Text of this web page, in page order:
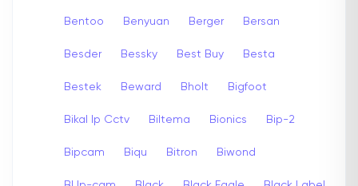
Bentoo Benyuan Berger Bersan
Besder Bessky Best Buy Besta
Bestek Beward Bholt Bigfoot
Bikal Ip Cctv Biltema Bionics Bip-2
Bipcam Biqu Bitron Biwond